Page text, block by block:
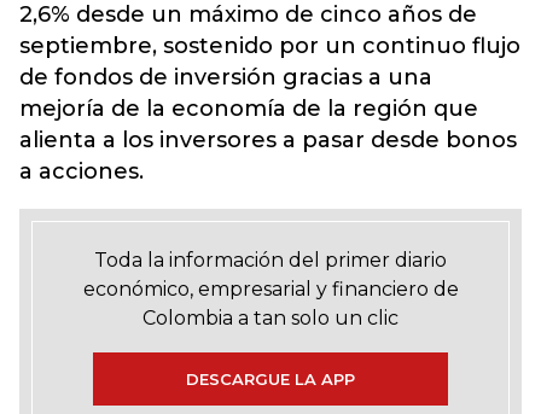
2,6% desde un máximo de cinco años de
septiembre, sostenido por un continuo flujo
de fondos de inversión gracias a una
mejoría de la economía de la región que
alienta a los inversores a pasar desde bonos
a acciones.
Toda la información del primer diario
económico, empresarial y financiero de
Colombia a tan solo un clic
DESCARGUE LA APP